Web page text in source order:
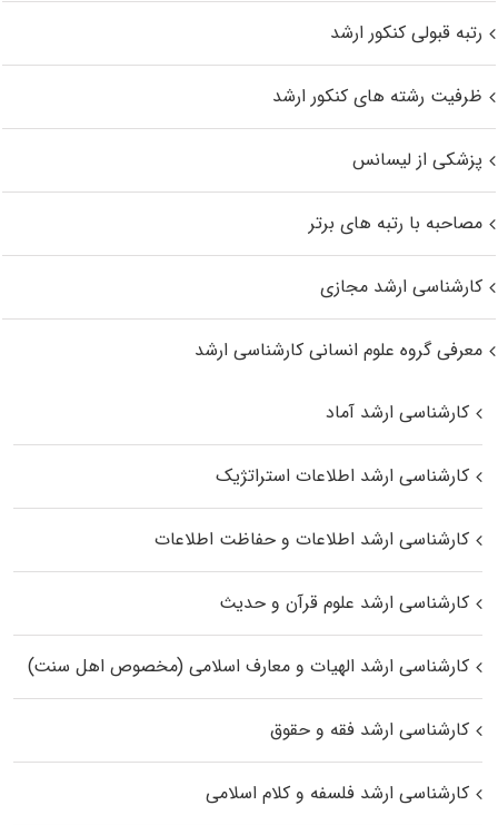
رتبه قبولی کنکور ارشد
ظرفیت رشته های کنکور ارشد
پزشکی از لیسانس
مصاحبه با رتبه های برتر
کارشناسی ارشد مجازی
معرفی گروه علوم انسانی کارشناسی ارشد
کارشناسی ارشد آماد
کارشناسی ارشد اطلاعات استراتژیک
کارشناسی ارشد اطلاعات و حفاظت اطلاعات
کارشناسی ارشد علوم قرآن و حدیث
کارشناسی ارشد الهیات و معارف اسلامی (مخصوص اهل سنت)
کارشناسی ارشد فقه و حقوق
کارشناسی ارشد فلسفه و کلام اسلامی